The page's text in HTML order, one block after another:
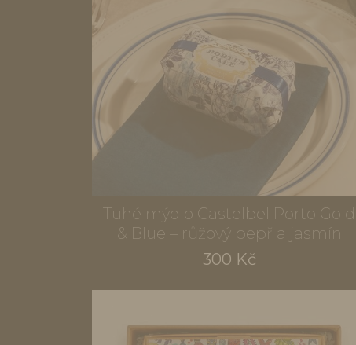
Tuhé mýdlo Castelbel Porto Gold
& Blue – růžový pepř a jasmín
300 Kč